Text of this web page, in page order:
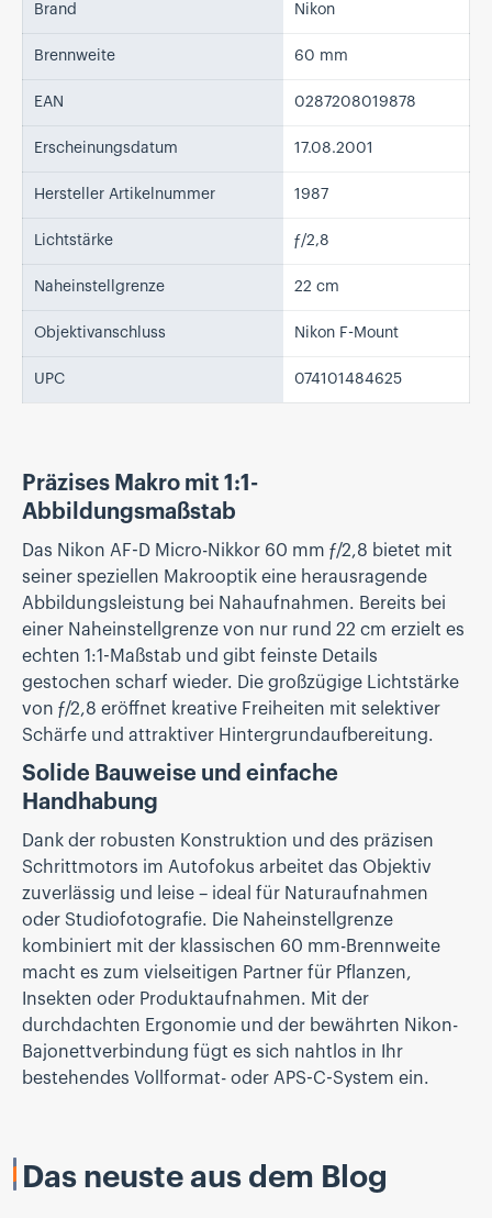
Brand Nikon
Brennweite 60 mm
EAN 0287208019878
Erscheinungsdatum 17.08.2001
Hersteller Artikelnummer 1987
Lichtstärke ƒ/2,8
Naheinstellgrenze 22 cm
Objektivanschluss Nikon F-Mount
UPC 074101484625
Präzises Makro mit 1:1-
Abbildungsmaßstab
Das Nikon AF-D Micro-Nikkor 60 mm ƒ/2,8 bietet mit
seiner speziellen Makrooptik eine herausragende
Abbildungsleistung bei Nahaufnahmen. Bereits bei
einer Naheinstellgrenze von nur rund 22 cm erzielt es
echten 1:1-Maßstab und gibt feinste Details
gestochen scharf wieder. Die großzügige Lichtstärke
von ƒ/2,8 eröffnet kreative Freiheiten mit selektiver
Schärfe und attraktiver Hintergrundaufbereitung.
Solide Bauweise und einfache
Handhabung
Dank der robusten Konstruktion und des präzisen
Schrittmotors im Autofokus arbeitet das Objektiv
zuverlässig und leise – ideal für Naturaufnahmen
oder Studiofotografie. Die Naheinstellgrenze
kombiniert mit der klassischen 60 mm-Brennweite
macht es zum vielseitigen Partner für Pflanzen,
Insekten oder Produktaufnahmen. Mit der
durchdachten Ergonomie und der bewährten Nikon-
Bajonettverbindung fügt es sich nahtlos in Ihr
bestehendes Vollformat- oder APS-C-System ein.
Das neuste aus dem Blog